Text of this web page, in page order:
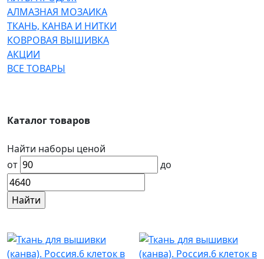
АЛМАЗНАЯ МОЗАИКА
ТКАНЬ, КАНВА И НИТКИ
КОВРОВАЯ ВЫШИВКА
АКЦИИ
ВСЕ ТОВАРЫ
Каталог товаров
Найти наборы ценой
от
до